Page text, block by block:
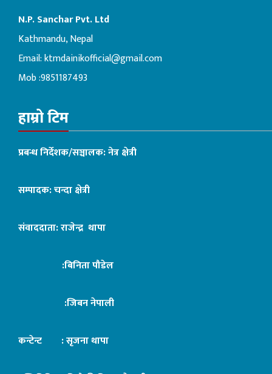
N.P. Sanchar Pvt. Ltd
Kathmandu, Nepal
Email:ktmdainikofficial@gmail.com
Mob :9851187493
हाम्रो टिम
प्रबन्ध निर्देशक/सञ्चालक: नेत्र क्षेत्री
सम्पादक: चन्दा क्षेत्री
संवाददाता: राजेन्द्र थापा
:बिनिता पौडेल
:जिबन नेपाली
कन्टेन्ट : सृजना थापा